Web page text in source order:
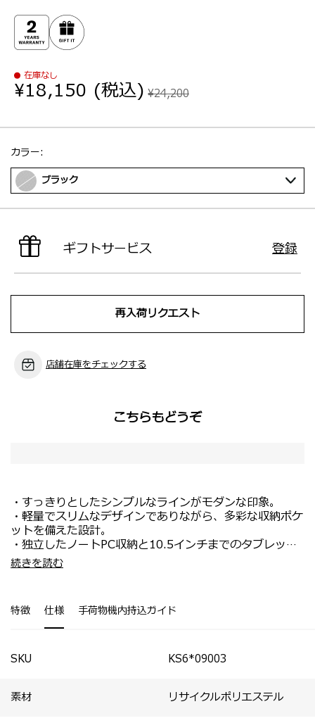
在庫なし
¥24,200
¥18,150 (税込)
選択：
カラー:
ブラック
ギフトサービス 登録
再入荷リクエスト
店舗在庫をチェックする
こちらもどうぞ
・すっきりとしたシンプルなラインがモダンな印象。
・軽量でスリムなデザインでありながら、多彩な収納ポケ
ットを備えた設計。
・独立したノートPC収納と10.5インチまでのタブレット
対応ポケットを装備。
・人間工学に基づいたショルダーストラップと3Dメッシ
・15.6インチPCに対応。
・小物の出し入れがしやすいフロント収納部。
トが付属。
・内装には視認性の高いメッシュポケットを配置。
・スマートスリーブを装備し、出張時のスーツケースとの
続きを読む
特徴 仕様 手荷物機内持込ガイド
SKU KS6*09003
素材 リサイクルポリエステル